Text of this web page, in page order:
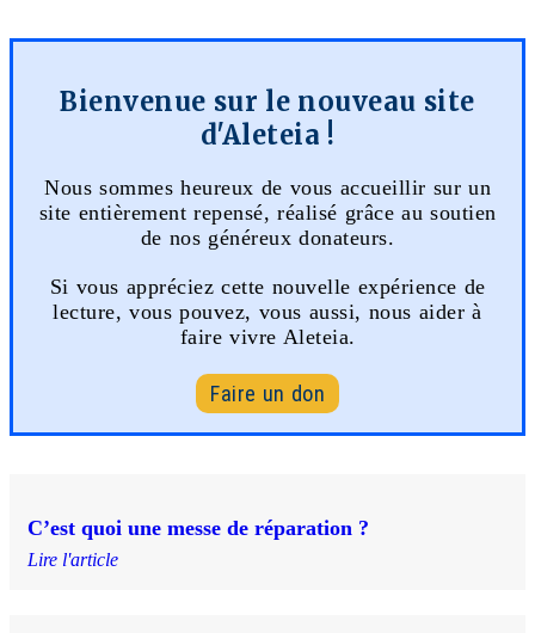
Bienvenue sur le nouveau site
d'Aleteia !
Nous sommes heureux de vous accueillir sur un
site entièrement repensé, réalisé grâce au soutien
de nos généreux donateurs.
Si vous appréciez cette nouvelle expérience de
lecture, vous pouvez, vous aussi, nous aider à
faire vivre Aleteia.
Faire un don
C’est quoi une messe de réparation ?
Lire l'article